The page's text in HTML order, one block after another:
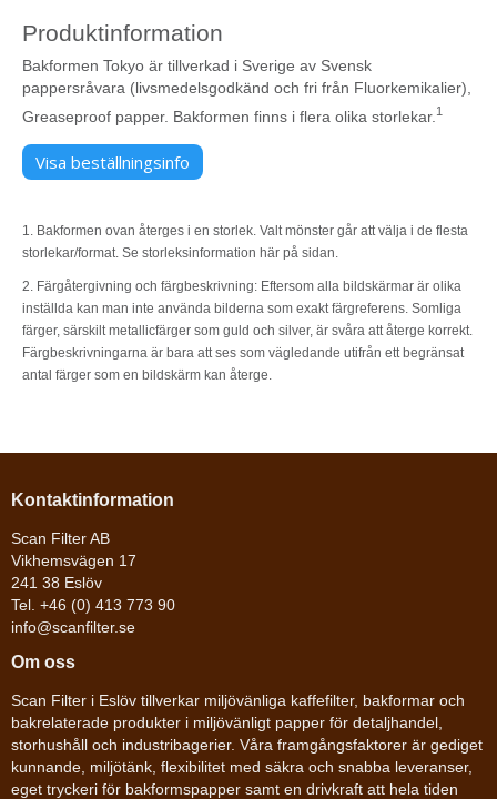
Produktinformation
Bakformen Tokyo är tillverkad i Sverige av Svensk
pappersråvara (livsmedelsgodkänd och fri från Fluorkemikalier),
Greaseproof papper. Bakformen finns i flera olika storlekar. 1
Visa beställningsinfo
1. Bakformen ovan återges i en storlek. Valt mönster går att välja i de flesta
storlekar/format. Se storleksinformation här på sidan.
2. Färgåtergivning och färgbeskrivning: Eftersom alla bildskärmar är olika
inställda kan man inte använda bilderna som exakt färgreferens. Somliga
färger, särskilt metallicfärger som guld och silver, är svåra att återge korrekt.
Färgbeskrivningarna är bara att ses som vägledande utifrån ett begränsat
antal färger som en bildskärm kan återge.
Kontaktinformation
Scan Filter AB
Vikhemsvägen 17
241 38 Eslöv
Tel. +46 (0) 413 773 90
info@scanfilter.se
Om oss
Scan Filter i Eslöv tillverkar miljövänliga kaffefilter, bakformar och
bakrelaterade produkter i miljövänligt papper för detaljhandel,
storhushåll och industribagerier. Våra framgångsfaktorer är gediget
kunnande, miljötänk, flexibilitet med säkra och snabba leveranser,
eget tryckeri för bakformspapper samt en drivkraft att hela tiden